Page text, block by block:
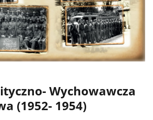
Wychowawcza
(1952- 1954)